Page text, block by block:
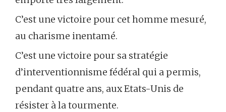
C’est une victoire pour cet homme mesuré,
au charisme inentamé.
C’est une victoire pour sa stratégie
d’interventionnisme fédéral qui a permis,
pendant quatre ans, aux Etats-Unis de
résister à la tourmente.